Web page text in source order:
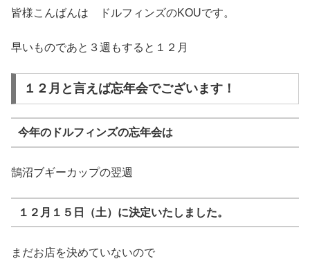
皆様こんばんは ドルフィンズのKOUです。
早いものであと３週もすると１２月
１２月と言えば忘年会でございます！
今年のドルフィンズの忘年会は
鵠沼ブギーカップの翌週
１２月１５日（土）に決定いたしました。
まだお店を決めていないので